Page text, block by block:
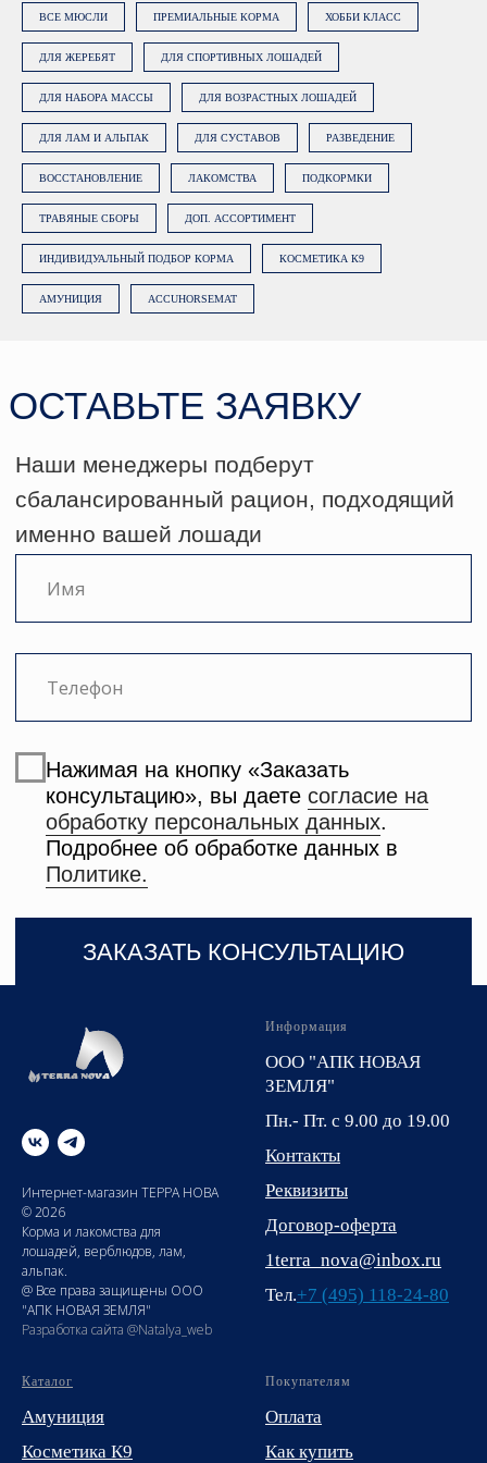
ВСЕ МЮСЛИ ПРЕМИАЛЬНЫЕ КОРМА ХОББИ КЛАСС
ДЛЯ ЖЕРЕБЯТ ДЛЯ СПОРТИВНЫХ ЛОШАДЕЙ
ДЛЯ НАБОРА МАССЫ ДЛЯ ВОЗРАСТНЫХ ЛОШАДЕЙ
ДЛЯ ЛАМ И АЛЬПАК ДЛЯ СУСТАВОВ РАЗВЕДЕНИЕ
ВОССТАНОВЛЕНИЕ ЛАКОМСТВА ПОДКОРМКИ
ТРАВЯНЫЕ СБОРЫ ДОП. АССОРТИМЕНТ
ИНДИВИДУАЛЬНЫЙ ПОДБОР КОРМА КОСМЕТИКА К9
АМУНИЦИЯ ACCUHORSEMAT
Интернет-магазин ТЕРРА НОВА
© 2026
Корма и лакомства для
лошадей, верблюдов, лам,
альпак.
@ Все права защищены ООО
"АПК НОВАЯ ЗЕМЛЯ"
Разработка сайта @Natalya_web
Информация
ООО "АПК НОВАЯ
ЗЕМЛЯ"
Пн.- Пт. с 9.00 до 19.00
Контакты
Реквизиты
Договор-оферта
1terra_nova@inbox.ru
Тел.+7 (495) 118-24-80
Каталог
Амуниция
Косметика К9
Покупателям
Оплата
Как купить